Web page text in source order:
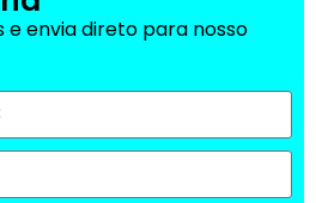
e envia direto para nosso